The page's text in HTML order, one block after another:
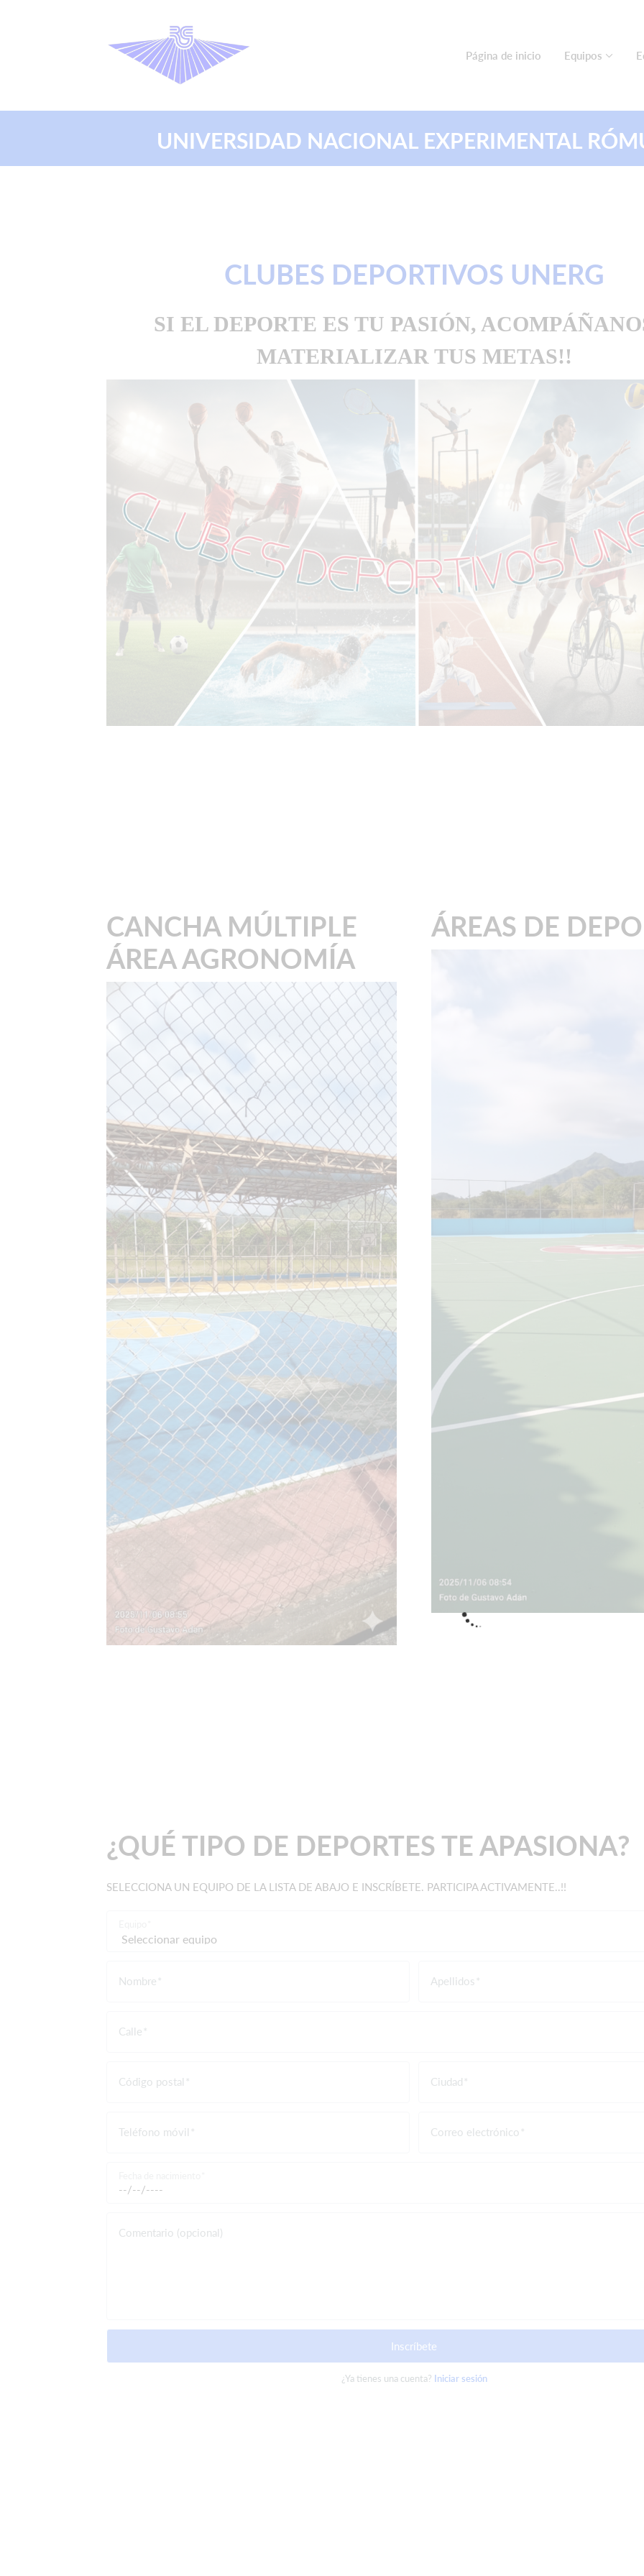
Página de inicio Equipos
UNIVERSIDAD NACIONAL EXPERIMENTAL
CLUBES DEPORTIVOS UNERG
SI EL DEPORTE ES TU PASIÓN,
MATERIALIZAR TUS METAS!!
CANCHA MÚLTIPLE
ÁREA AGRONOMÍA
ÁREAS DE
¿QUÉ TIPO DE DEPORTES TE APASIONA?
SELECCIONA UN EQUIPO DE LA LISTA DE ABAJO E INSCRÍBETE. PARTICIPA ACTIVAMENTE..!!
Nombre Apellidos
Calle
Código postal Ciudad
Teléfono móvil Correo electrónico
Comentario (opcional)
Inscríbete
¿Ya tienes una cuenta? Iniciar sesión